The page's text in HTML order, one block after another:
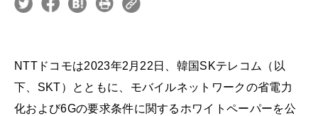
NTTドコモは2023年2月22日、韓国SKテレコム（以
下、SKT）とともに、モバイルネットワークの省電力
化および6Gの要求条件に関するホワイトペーパーを公